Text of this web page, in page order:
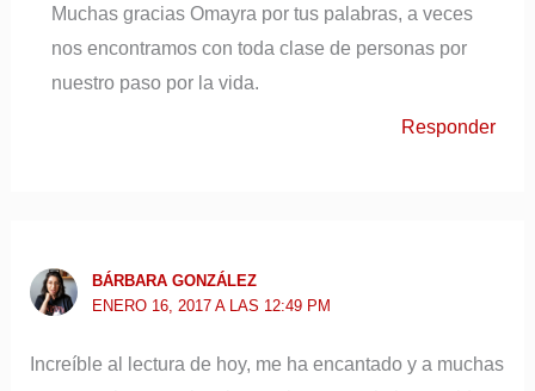
Muchas gracias Omayra por tus palabras, a veces
nos encontramos con toda clase de personas por
nuestro paso por la vida.
Responder
BÁRBARA GONZÁLEZ
ENERO 16, 2017 A LAS 12:49 PM
Increíble al lectura de hoy, me ha encantado y a muchas